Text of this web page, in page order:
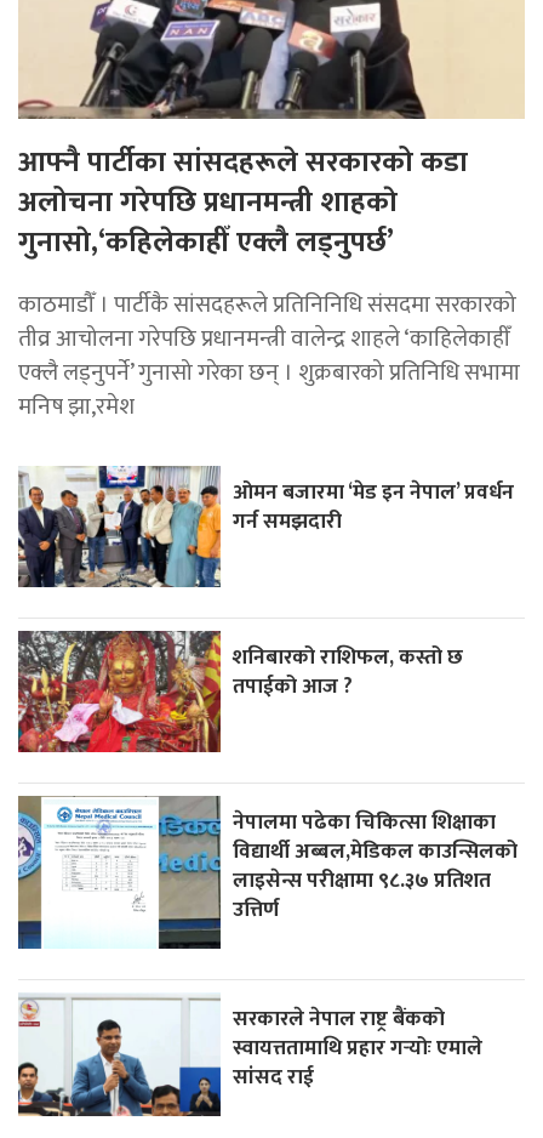
आफ्नै पार्टीका सांसदहरूले सरकारको कडा
अलोचना गरेपछि प्रधानमन्त्री शाहकाे
गुनासाे,‘कहिलेकाहीँ एक्लै लड्नुपर्छ’
काठमाडौँ । पार्टीकै सांसदहरूले प्रतिनिनिधि संसदमा सरकारको
तीव्र आचोलना गरेपछि प्रधानमन्त्री वालेन्द्र शाहले ‘काहिलेकाहीँ
एक्लै लड्नुपर्ने’ गुनासो गरेका छन् । शुक्रबारको प्रतिनिधि सभामा
मनिष झा,रमेश
ओमन बजारमा ‘मेड इन नेपाल’ प्रवर्धन
गर्न समझदारी
शनिबारको राशिफल, कस्तो छ
तपाईको आज ?
नेपालमा पढेका चिकित्सा शिक्षाका
विद्यार्थी अब्बल,मेडिकल काउन्सिलको
लाइसेन्स परीक्षामा ९८.३७ प्रतिशत
उत्तिर्ण
सरकारले नेपाल राष्ट्र बैंकको
स्वायत्ततामाथि प्रहार गर्‍योः एमाले
सांसद राई